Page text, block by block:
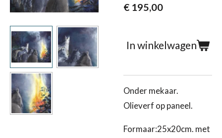
€ 195,00
In winkelwagen
Onder mekaar.
Olieverf op paneel.
Formaar:25x20cm. met